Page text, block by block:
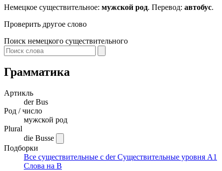
Немецкое существительное: мужской род. Перевод: автобус.
Проверить другое слово
Поиск немецкого существительного
Грамматика
Артикль
derBus
Род / число
мужской род
Plural
die Busse
Подборки
Все существительные с derСуществительные уровня A1
Слова на B